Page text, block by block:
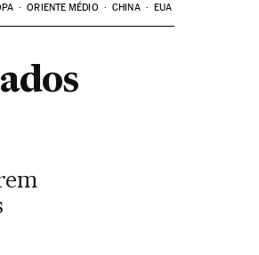
ORIENTE MÉDIO CHINA EUA